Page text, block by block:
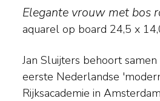
Elegante vrouw met bos
aquarel op board 24,5 x
Jan Sluijters behoort
eerste Nederlandse
Rijksacademie in
nieuwe vormentaal. Sluijters
innerlijke gevoelens door middel
een uitbundig, niet